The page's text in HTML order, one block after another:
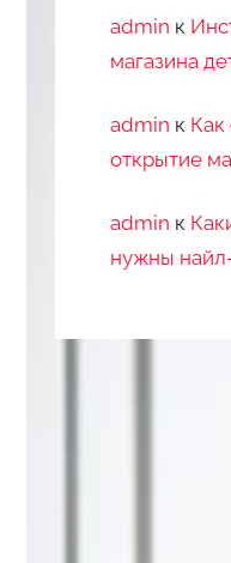
admin к
магазина
admin к Как
открытие
admin к
нужны